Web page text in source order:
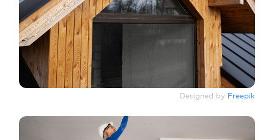
Designed by Freepik